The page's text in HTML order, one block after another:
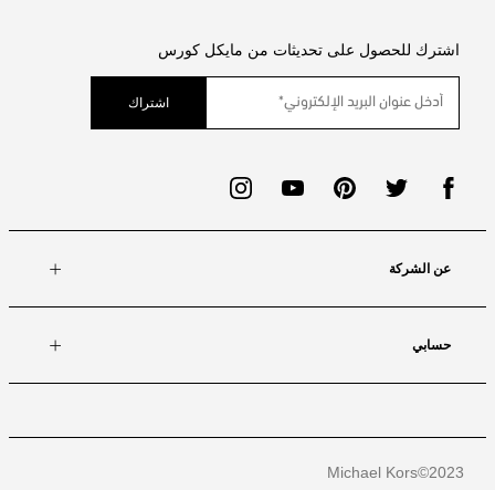
اشترك للحصول على تحديثات من مايكل كورس
اشتراك
عن الشركة
حسابي
Michael Kors